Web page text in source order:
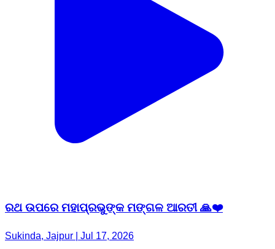
ରଥ ଉପରେ ମହାପ୍ରଭୁଙ୍କ ମଙ୍ଗଳ ଆରତୀ 🙏❤️
Sukinda, Jajpur | Jul 17, 2026